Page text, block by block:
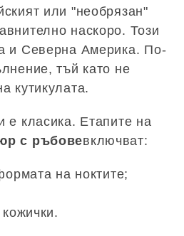
или "необрязан"
наскоро. Този
и Северна Америка. По-
тъй като не
кутикулата.
е класика. Етапите на
с ръбовевключват:
на ноктите;